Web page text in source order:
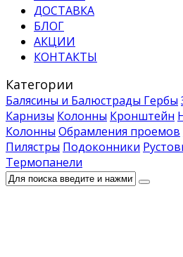
ДОСТАВКА
БЛОГ
АКЦИИ
КОНТАКТЫ
Категории
Балясины и Балюстрады Гербы
Карнизы Колонны Кронштейн
Колонны Обрамления проемов
Пилястры Подоконники
Термопанели